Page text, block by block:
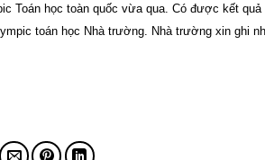
Toán học toàn quốc vừa qua. Có được kết quả
toán học Nhà trường. Nhà trường xin ghi